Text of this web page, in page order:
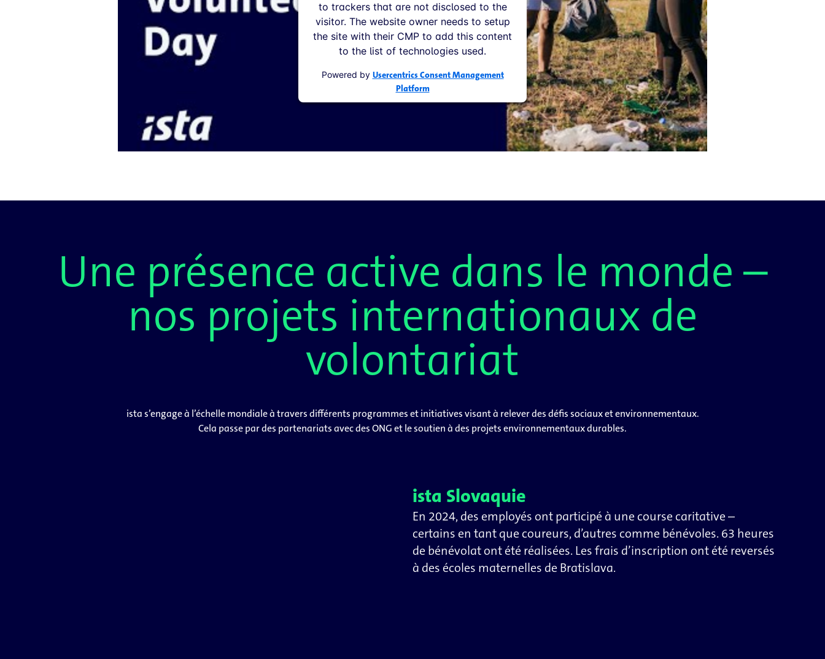
to trackers that are not disclosed to the
visitor. The website owner needs to setup
the site with their CMP to add this content
to the list of technologies used.
Powered by Usercentrics Consent Management
Platform
Une présence active dans le monde –
nos projets internationaux de
volontariat
ista s’engage à l’échelle mondiale à travers différents programmes et initiatives visant à relever des défis sociaux et environnementaux.
Cela passe par des partenariats avec des ONG et le soutien à des projets environnementaux durables.
ista Slovaquie
En 2024, des employés ont participé à une course caritative –
certains en tant que coureurs, d’autres comme bénévoles. 63 heures
de bénévolat ont été réalisées. Les frais d’inscription ont été reversés
à des écoles maternelles de Bratislava.